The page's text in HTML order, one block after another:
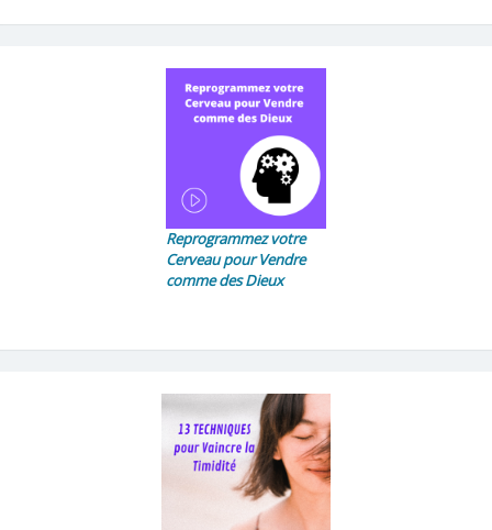
Reprogrammez votre
Cerveau pour Vendre
comme des Dieux